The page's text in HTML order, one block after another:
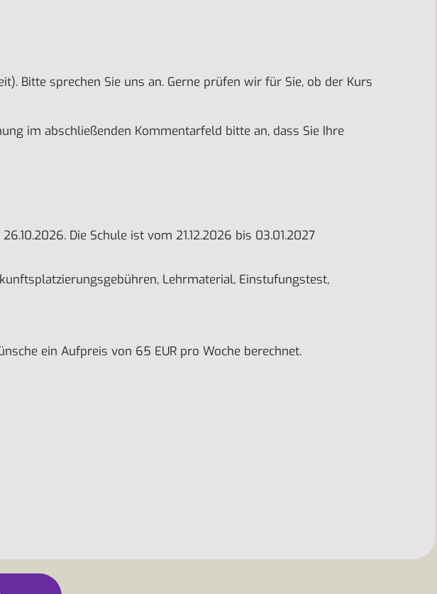
Bitte sprechen Sie uns an. Gerne prüfen wir für Sie, ob der Kurs
im abschließenden Kommentarfeld bitte an, dass Sie Ihre
26.10.2026. Die Schule ist vom 21.12.2026 bis 03.01.2027
Lehrmaterial, Einstufungstest,
ein Aufpreis von 65 EUR pro Woche berechnet.